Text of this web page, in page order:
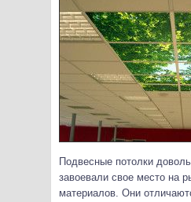
Подвесные потолки
завоевали свое место на
материалов. Они